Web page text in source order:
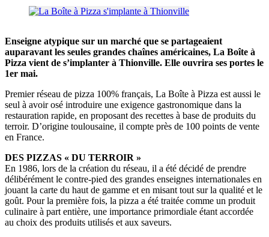
Enseigne atypique sur un marché que se partageaient
auparavant les seules grandes chaînes américaines, La Boîte à
Pizza vient de s’implanter à Thionville. Elle ouvrira ses portes le
1er mai.
Premier réseau de pizza 100% français, La Boîte à Pizza est aussi le
seul à avoir osé introduire une exigence gastronomique dans la
restauration rapide, en proposant des recettes à base de produits du
terroir. D’origine toulousaine, il compte près de 100 points de vente
en France.
DES PIZZAS « DU TERROIR »
En 1986, lors de la création du réseau, il a été décidé de prendre
délibérément le contre-pied des grandes enseignes internationales en
jouant la carte du haut de gamme et en misant tout sur la qualité et le
goût. Pour la première fois, la pizza a été traitée comme un produit
culinaire à part entière, une importance primordiale étant accordée
au choix des produits utilisés et aux saveurs.